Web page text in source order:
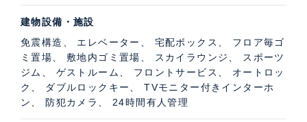
建物設備・施設
免震構造、 エレベーター、 宅配ボックス、 フロア毎ゴ
ミ置場、 敷地内ゴミ置場、 スカイラウンジ、 スポーツ
ジム、 ゲストルーム、 フロントサービス、 オートロッ
ク、 ダブルロックキー、 TVモニター付きインターホ
ン、 防犯カメラ、 24時間有人管理